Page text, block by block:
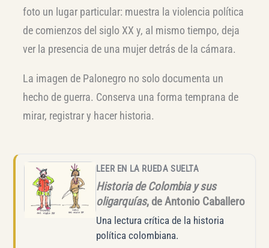
foto un lugar particular: muestra la violencia política
de comienzos del siglo XX y, al mismo tiempo, deja
ver la presencia de una mujer detrás de la cámara.
La imagen de Palonegro no solo documenta un
hecho de guerra. Conserva una forma temprana de
mirar, registrar y hacer historia.
LEER EN LA RUEDA SUELTA
Historia de Colombia y sus
oligarquías, de Antonio Caballero
Una lectura crítica de la historia
política colombiana.